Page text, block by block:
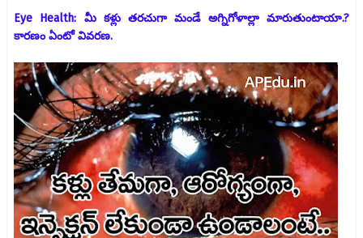
Eye Health: మీ కళ్లు తరచుగా మండే అగ్నిగోళాల్లా మారుతుంటాయా.?
కారణం ఏంటో వివరణ.